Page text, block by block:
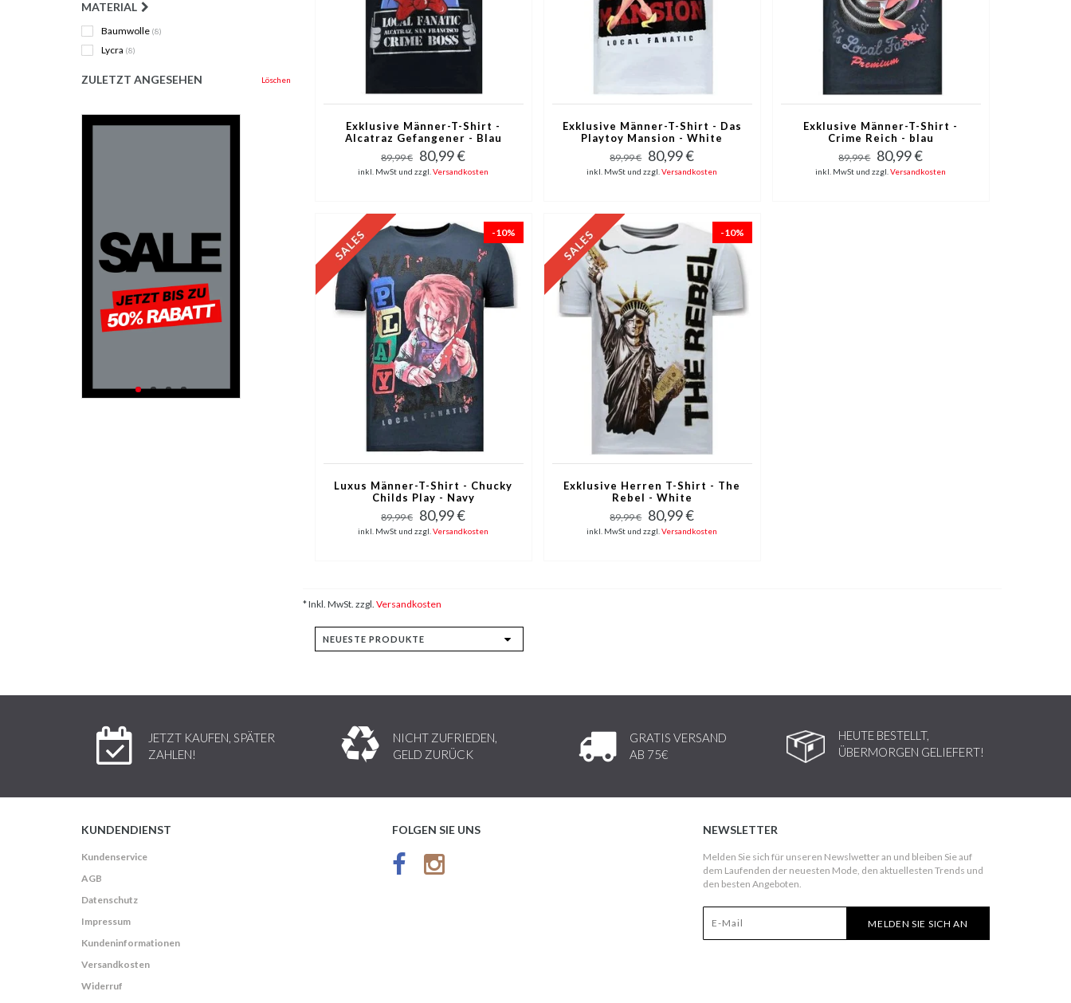
MATERIAL
Baumwolle (8)
Lycra (8)
ZULETZT ANGESEHEN Löschen
Exklusive Männer-T-Shirt -
Alcatraz Gefangener - Blau
89,99 € 80,99 €
inkl. MwSt und zzgl.Versandkosten
Exklusive Männer-T-Shirt - Das
Playtoy Mansion - White
89,99 € 80,99 €
inkl. MwSt und zzgl.Versandkosten
Exklusive Männer-T-Shirt -
Crime Reich - blau
89,99 € 80,99 €
inkl. MwSt und zzgl.Versandkosten
-10%
Luxus Männer-T-Shirt - Chucky
Childs Play - Navy
89,99 € 80,99 €
inkl. MwSt und zzgl.Versandkosten
-10%
Exklusive Herren T-Shirt - The
Rebel - White
89,99 € 80,99 €
inkl. MwSt und zzgl.Versandkosten
* Inkl. MwSt. zzgl. Versandkosten
JETZT KAUFEN, SPÄTER
ZAHLEN!
NICHT ZUFRIEDEN,
GELD ZURÜCK
GRATIS VERSAND
AB 75€
HEUTE BESTELLT,
ÜBERMORGEN GELIEFERT!
KUNDENDIENST
Kundenservice
AGB
Datenschutz
Impressum
Kundeninformationen
Versandkosten
Widerruf
FOLGEN SIE UNS NEWSLETTER
Melden Sie sich für unseren Newslwetter an und bleiben Sie auf
dem Laufenden der neuesten Mode, den aktuellesten Trends und
den besten Angeboten.
MELDEN SIE SICH AN